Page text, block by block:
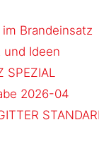
Brandeinsatz
und Ideen
SPEZIAL
2026-04